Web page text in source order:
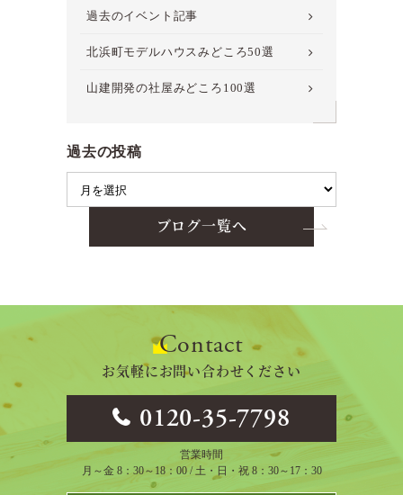
過去のイベント記事
北浜町モデルハウスみどころ50選
山建開発の社屋みどころ100選
過去の投稿
ブログ一覧へ
Contact
お気軽にお問い合わせください
0120-35-7798
営業時間
月～金 8：30～18：00 / 土・日・祝 8：30～17：30